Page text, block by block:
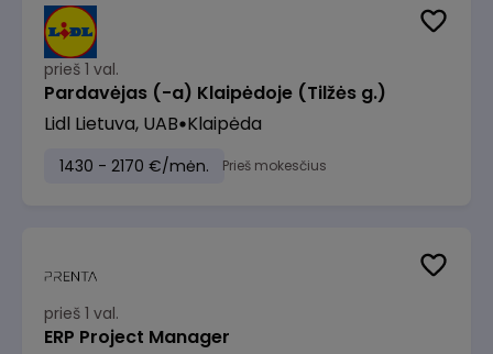
prieš 1 val.
Pardavėjas (-a) Klaipėdoje (Tilžės g.)
Lidl Lietuva, UAB Klaipėda
1430 - 2170 €/mėn. Prieš mokesčius
prieš 1 val.
ERP Project Manager